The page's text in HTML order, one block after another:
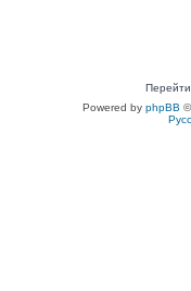
Powered by phpBB